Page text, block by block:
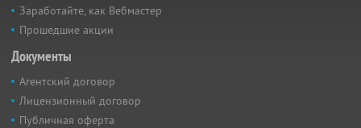
Заработайте, как Вебмастер
Прошедшие акции
Документы
Агентский договор
Лицензионный договор
Публичная оферта